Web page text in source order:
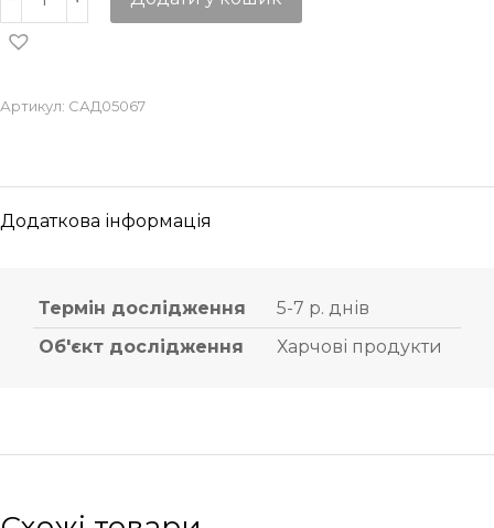
Артикул: САД05067
Додаткова інформація
Термін дослідження
5-7 р. днів
Об'єкт дослідження
Харчові продукти